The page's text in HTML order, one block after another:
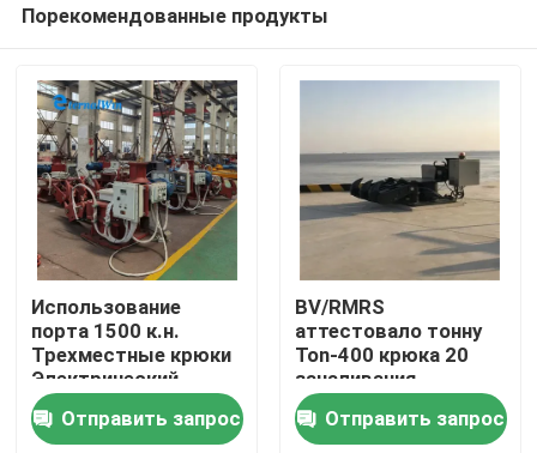
Дом
Продукты
О нас
Порекомендованные продукты
Использование
порта 1500 к.н.
Трехместные крюки
Электрический
крючок быстрого
отвода с
Отправить запрос
BV/RMRS
аттестовало тонну
Ton-400 крюка 20
зачаливания
быстрого выпуска
Отправить запрос